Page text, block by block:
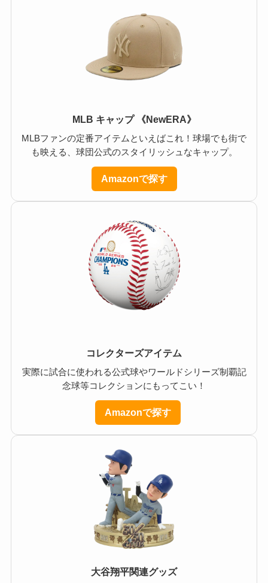
MLB キャップ 《NewERA》
MLBファンの定番アイテムといえばこれ！球場でも街で
も映える、球団公式のスタイリッシュなキャップ。
Amazonで探す
コレクターズアイテム
実際に試合に使われる公式球やワールドシリーズ制覇記
念球等コレクションにもってこい！
Amazonで探す
大谷翔平関連グッズ